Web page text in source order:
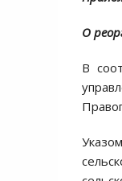
О
В